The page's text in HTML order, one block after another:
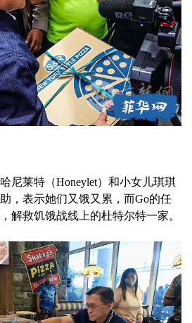
尼莱特（Honeylet）和小女儿琪琪
，表示她们又饿又累，而Go的任
解救饥饿战线上的杜特尔特一家。